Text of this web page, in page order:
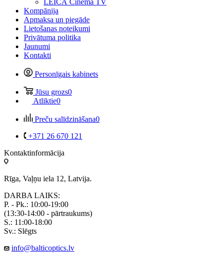
LEICA Cinema TV
Kompānija
Apmaksa un piegāde
Lietošanas noteikumi
Privātuma politika
Jaunumi
Kontakti
Personīgais kabinets
Jūsu grozs0
Atliktie0
Preču salīdzināšana0
+371 26 670 121
Kontaktinformācija
Rīga, Vaļņu iela 12, Latvija.
DARBA LAIKS:
P. - Pk.: 10:00-19:00
(13:30-14:00 - pārtraukums)
S.: 11:00-18:00
Sv.: Slēgts
info@balticoptics.lv